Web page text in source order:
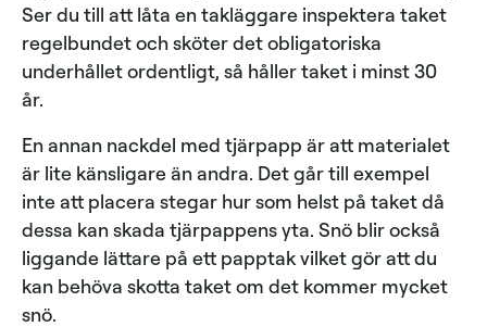
Ser du till att låta en takläggare inspektera taket
regelbundet och sköter det obligatoriska
underhållet ordentligt, så håller taket i minst 30
år.
En annan nackdel med tjärpapp är att materialet
är lite känsligare än andra. Det går till exempel
inte att placera stegar hur som helst på taket då
dessa kan skada tjärpappens yta. Snö blir också
liggande lättare på ett papptak vilket gör att du
kan behöva skotta taket om det kommer mycket
snö.